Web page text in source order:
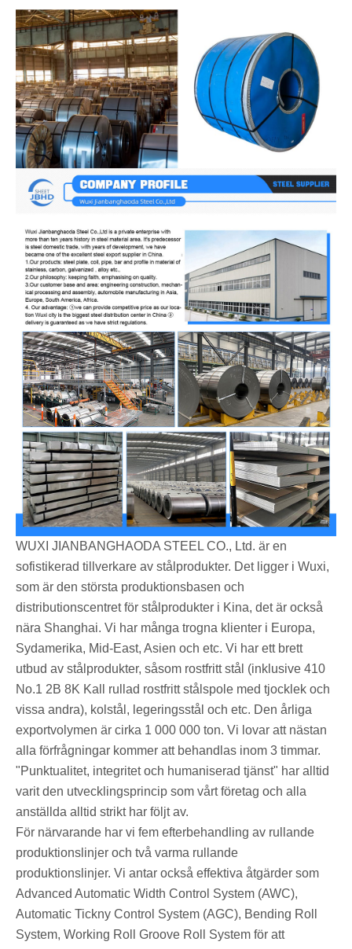
WUXI JIANBANGHAODA STEEL CO., Ltd. är en
sofistikerad tillverkare av stålprodukter. Det ligger i Wuxi,
som är den största produktionsbasen och
distributionscentret för stålprodukter i Kina, det är också
nära Shanghai. Vi har många trogna klienter i Europa,
Sydamerika, Mid-East, Asien och etc. Vi har ett brett
utbud av stålprodukter, såsom rostfritt stål (inklusive 410
No.1 2B 8K Kall rullad rostfritt stålspole med tjocklek och
vissa andra), kolstål, legeringsstål och etc. Den årliga
exportvolymen är cirka 1 000 000 ton. Vi lovar att nästan
alla förfrågningar kommer att behandlas inom 3 timmar.
"Punktualitet, integritet och humaniserad tjänst" har alltid
varit den utvecklingsprincip som vårt företag och alla
anställda alltid strikt har följt av.
För närvarande har vi fem efterbehandling av rullande
produktionslinjer och två varma rullande
produktionslinjer. Vi antar också effektiva åtgärder som
Advanced Automatic Width Control System (AWC),
Automatic Tickny Control System (AGC), Bending Roll
System, Working Roll Groove Roll System för att